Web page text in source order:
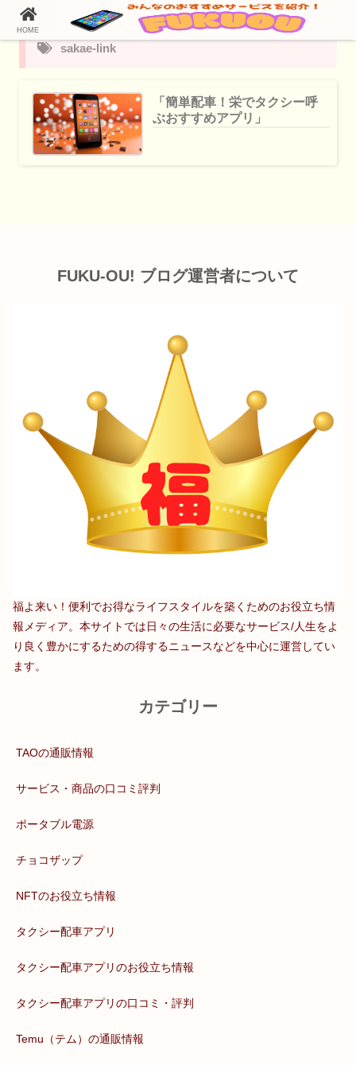
sakae-link
「簡単配車！栄でタクシー呼
ぶおすすめアプリ」
FUKU-OU! ブログ運営者について
福よ来い！便利でお得なライフスタイルを築くためのお役立ち情
報メディア。本サイトでは日々の生活に必要なサービス/人生をよ
り良く豊かにするための得するニュースなどを中心に運営してい
ます。
カテゴリー
TAOの通販情報
サービス・商品の口コミ評判
ポータブル電源
チョコザップ
NFTのお役立ち情報
タクシー配車アプリ
タクシー配車アプリのお役立ち情報
タクシー配車アプリの口コミ・評判
Temu（テム）の通販情報
HOME